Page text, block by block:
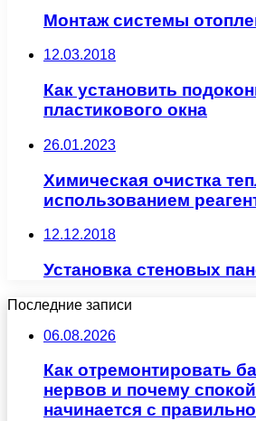
Монтаж системы
12.03.2018
Как установить
пластикового окна
26.01.2023
Химическая очистка
использованием
12.12.2018
Установка стеновых
Последние записи
06.08.2026
Как отремонтировать
нервов и почему
начинается с